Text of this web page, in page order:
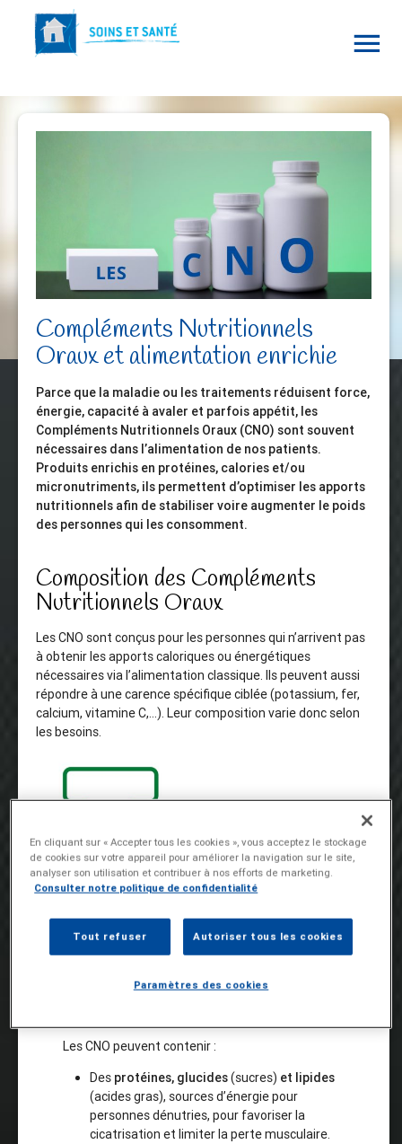
Compléments Nutritionnels
Oraux et alimentation enrichie
Parce que la maladie ou les traitements réduisent force,
énergie, capacité à avaler et parfois appétit, les
Compléments Nutritionnels Oraux (CNO) sont souvent
nécessaires dans l’alimentation de nos patients.
Produits enrichis en protéines, calories et/ou
micronutriments, ils permettent d’optimiser les apports
nutritionnels afin de stabiliser voire augmenter le poids
des personnes qui les consomment.
Composition des Compléments
Nutritionnels Oraux
Les CNO sont conçus pour les personnes qui n’arrivent pas
à obtenir les apports caloriques ou énergétiques
nécessaires via l’alimentation classique. Ils peuvent aussi
répondre à une carence spécifique ciblée (potassium, fer,
calcium, vitamine C,…). Leur composition varie donc selon
les besoins.
Les CNO peuvent contenir :
Des protéines, glucides(sucres) et lipides
(acides gras), sources d’énergie pour
personnes dénutries, pour favoriser la
cicatrisation et limiter la perte musculaire.
En cliquant sur « Accepter tous les cookies », vous acceptez le stockage
de cookies sur votre appareil pour améliorer la navigation sur le site,
analyser son utilisation et contribuer à nos efforts de marketing.
Consulter notre politique de confidentialité
Tout refuser Autoriser tous les cookies
Paramètres des cookies